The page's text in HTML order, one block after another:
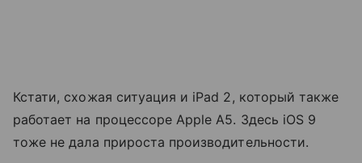
Кстати, схожая ситуация и iPad 2, который также
работает на процессоре Apple A5. Здесь iOS 9
тоже не дала прироста производительности.